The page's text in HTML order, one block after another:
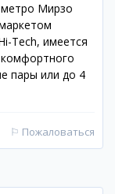
Мирзо
Tech, имеется
пары или до 4
⚐ Пожаловаться